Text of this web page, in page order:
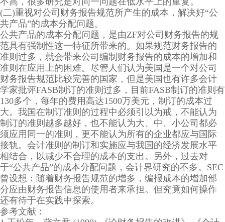
(二)重视对公司财务报告规范所产生的成本，解决好“公
共产品”的成本分配问题。
公共产品的成本分配问题，是由ZF对公司财务报告的规
范具有强制性这一特征所带来的。如果规范财务报告的
准则过多，就会带来公司编制财务报告的成本的增加和
准则在应用上的困难。尽管人们认为美国是一个对公司
财务报告规范比较完善的国家，但是美国也有许多会计
学家批评FASB制订的准则过多，目前FASB制订的准则有
130多个，每年的费用高达1500万美元，制订的成本过
大。我国在制订准则的过程中必须引以为戒，不能认为
制订的准则越多越好，也不能认为大、中、小公司都必
须应用同一的准则，更不能认为所有的企业都应与国际
接轨。会计准则的制订和实施应与我国的经济发展水平
相结合，以减少不合理的成本的支出。另外，过去对
于“公共产品”的成本分配问题，会计界研究的不多。SEC
曾设想：随着财务报告规范的增多，编报成本的增加部
分应由财务报告信息的使用者来承担。但究竟如何操作
还有待于在实践中探索。
参考文献：